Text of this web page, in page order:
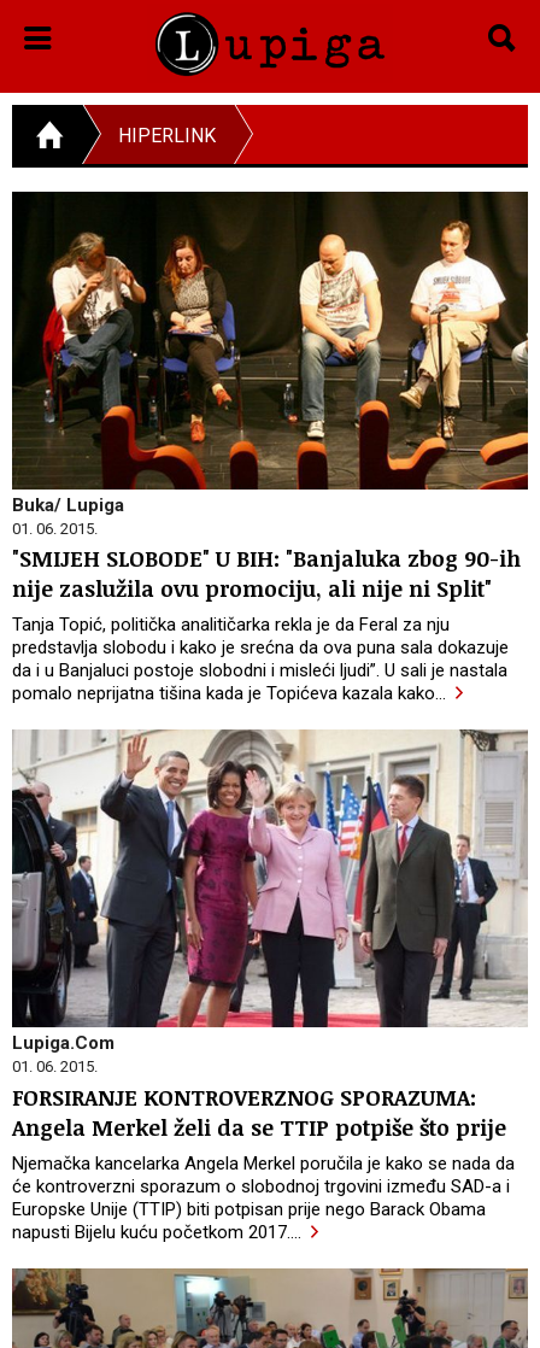
HIPERLINK
Buka/ Lupiga
01. 06. 2015.
"SMIJEH SLOBODE" U BIH: "Banjaluka zbog 90-ih
nije zaslužila ovu promociju, ali nije ni Split"
Tanja Topić, politička analitičarka rekla je da Feral za nju
predstavlja slobodu i kako je srećna da ova puna sala dokazuje
da i u Banjaluci postoje slobodni i misleći ljudi”. U sali je nastala
pomalo neprijatna tišina kada je Topićeva kazala kako…
Lupiga.Com
01. 06. 2015.
FORSIRANJE KONTROVERZNOG SPORAZUMA:
Angela Merkel želi da se TTIP potpiše što prije
Njemačka kancelarka Angela Merkel poručila je kako se nada da
će kontroverzni sporazum o slobodnoj trgovini između SAD-a i
Europske Unije (TTIP) biti potpisan prije nego Barack Obama
napusti Bijelu kuću početkom 2017.